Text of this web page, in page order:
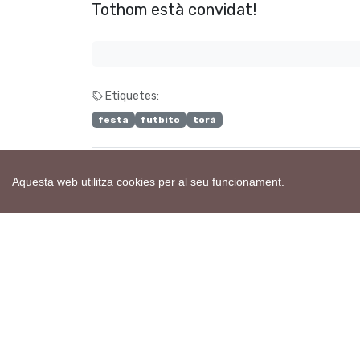
Aquesta web utilitza cookies per al seu funcionament.
Tothom està convidat!
Etiquetes:
festa futbito torà